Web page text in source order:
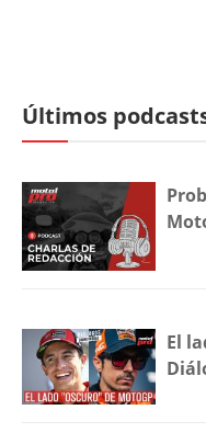
Últimos
El